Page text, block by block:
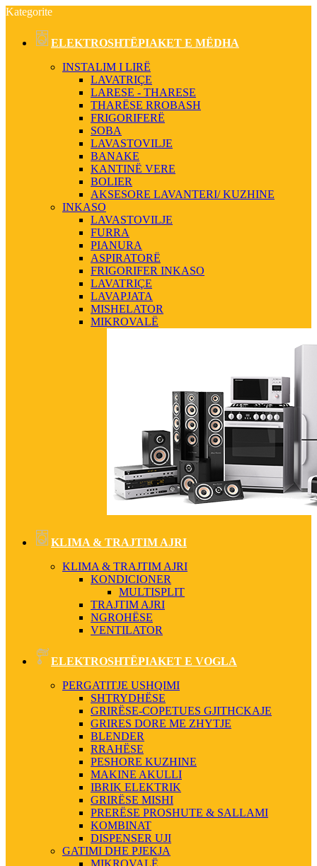
Kategorite
ELEKTROSHTËPIAKET E MËDHA
INSTALIM I LIRË
LAVATRIÇE
LARESE - THARESE
THARËSE RROBASH
FRIGORIFERË
SOBA
LAVASTOVILJE
BANAKE
KANTINË VERE
BOLIER
AKSESORE LAVANTERI/ KUZHINE
INKASO
LAVASTOVILJE
FURRA
PIANURA
ASPIRATORË
FRIGORIFER INKASO
LAVATRIÇE
LAVAPJATA
MISHELATOR
MIKROVALË
KLIMA & TRAJTIM AJRI
KLIMA & TRAJTIM AJRI
KONDICIONER
MULTISPLIT
TRAJTIM AJRI
NGROHËSE
VENTILATOR
ELEKTROSHTËPIAKET E VOGLA
PERGATITJE USHQIMI
SHTRYDHËSE
GRIRËSE-COPETUES GJITHCKAJE
GRIRES DORE ME ZHYTJE
BLENDER
RRAHËSE
PESHORE KUZHINE
MAKINE AKULLI
IBRIK ELEKTRIK
GRIRËSE MISHI
PRERËSE PROSHUTE & SALLAMI
KOMBINAT
DISPENSER UJI
GATIMI DHE PJEKJA
MIKROVALË